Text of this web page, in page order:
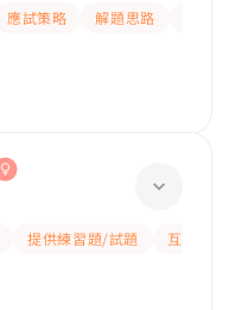
應試策略 解題思路
提供練習題/試題
互動教學